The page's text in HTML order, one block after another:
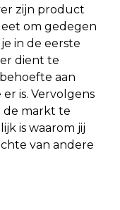
zijn product
om gedegen
in de eerste
dient te
aan
is. Vervolgens
de markt te
is waarom jij
van andere